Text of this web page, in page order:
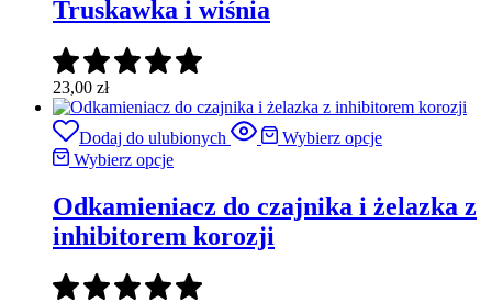
Truskawka i wiśnia
23,00 zł
Dodaj do ulubionych
Wybierz opcje
Wybierz opcje
Odkamieniacz do czajnika i żelazka z
inhibitorem korozji